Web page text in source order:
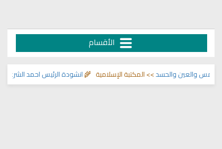
الأقسام
انشودة الرئيس احمد الشرع>> والعين والحسد>> المكتبة الإسلامية 🌾